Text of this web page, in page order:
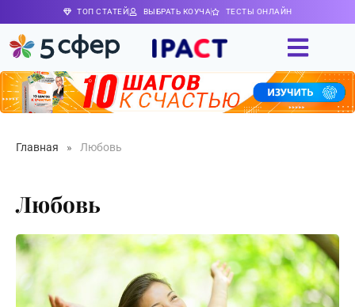
ТОП СТАТЕЙ ВЫБРАТЬ КОУЧА ТЕСТЫ ОНЛАЙН
Главная » Любовь
Любовь